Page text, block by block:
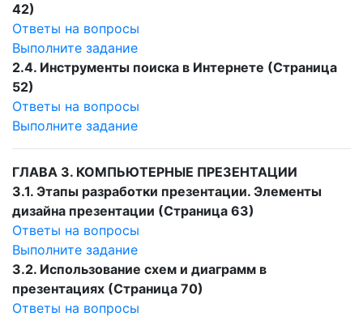
42)
Ответы на вопросы
Выполните задание
2.4. Инструменты поиска в Интернете (Страница
52)
Ответы на вопросы
Выполните задание
ГЛАВА 3. КОМПЬЮТЕРНЫЕ ПРЕЗЕНТАЦИИ
3.1. Этапы разработки презентации. Элементы
дизайна презентации (Страница 63)
Ответы на вопросы
Выполните задание
3.2. Использование схем и диаграмм в
презентациях (Страница 70)
Ответы на вопросы